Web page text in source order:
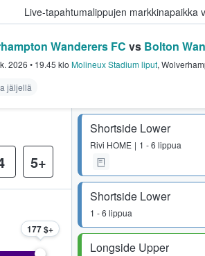
Live-tapahtumalippujen markkinapaikka
- missä fanit ostavat ja
Wanderers FC vs Bolton
2026 • 19.45 klo Molineux Stadium liput,
jäljellä
Shortside Lower
Rivi HOME 1 - 6 lippua
Shortside Lower
1 - 6 lippua
Longside Upper
5+
177 $